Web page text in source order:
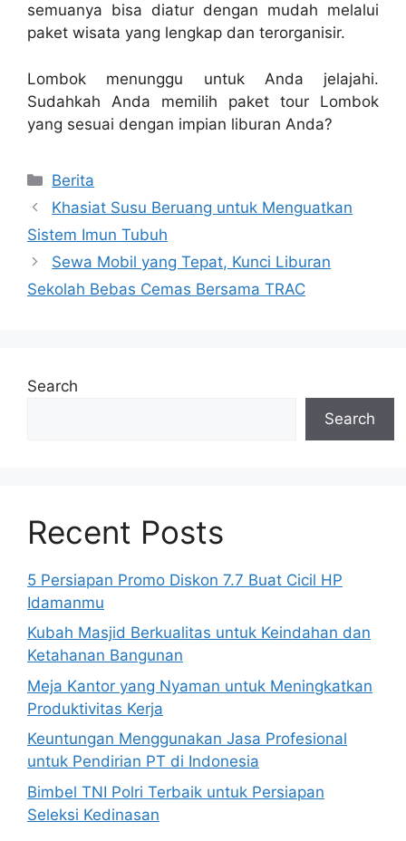
semuanya bisa diatur dengan mudah melalui
paket wisata yang lengkap dan terorganisir.
Lombok menunggu untuk Anda jelajahi.
Sudahkah Anda memilih paket tour Lombok
yang sesuai dengan impian liburan Anda?
Categories
Berita
Khasiat Susu Beruang untuk Menguatkan
Sistem Imun Tubuh
Sewa Mobil yang Tepat, Kunci Liburan
Sekolah Bebas Cemas Bersama TRAC
Search
Search
Recent Posts
5 Persiapan Promo Diskon 7.7 Buat Cicil HP
Idamanmu
Kubah Masjid Berkualitas untuk Keindahan dan
Ketahanan Bangunan
Meja Kantor yang Nyaman untuk Meningkatkan
Produktivitas Kerja
Keuntungan Menggunakan Jasa Profesional
untuk Pendirian PT di Indonesia
Bimbel TNI Polri Terbaik untuk Persiapan
Seleksi Kedinasan